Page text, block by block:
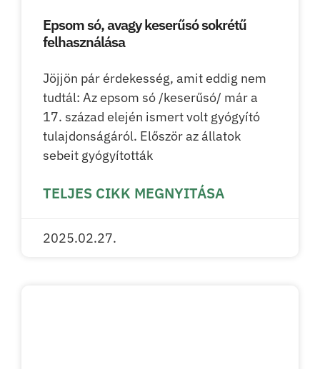
Epsom só, avagy keserűsó sokrétű
felhasználása
Jöjjön pár érdekesség, amit eddig nem
tudtál: Az epsom só /keserűsó/ már a
17. század elején ismert volt gyógyító
tulajdonságáról. Először az állatok
sebeit gyógyították
TELJES CIKK MEGNYITÁSA
2025.02.27.